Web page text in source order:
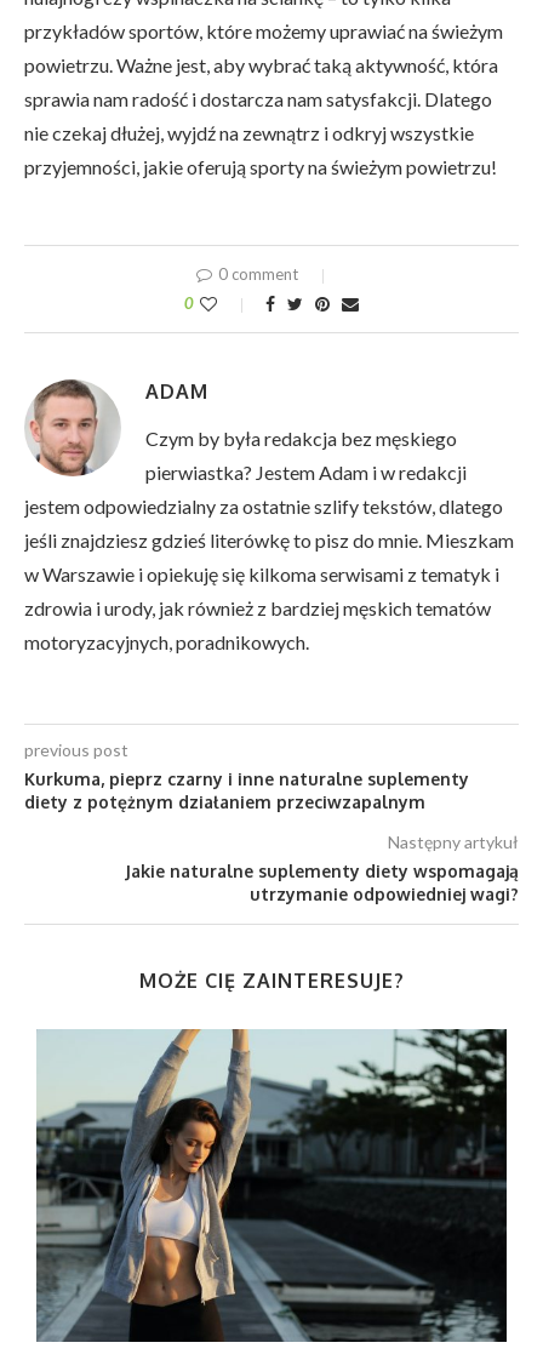
przykładów sportów, które możemy uprawiać na świeżym
powietrzu. Ważne jest, aby wybrać taką aktywność, która
sprawia nam radość i dostarcza nam satysfakcji. Dlatego
nie czekaj dłużej, wyjdź na zewnątrz i odkryj wszystkie
przyjemności, jakie oferują sporty na świeżym powietrzu!
0 comment
0
ADAM
Czym by była redakcja bez męskiego
pierwiastka? Jestem Adam i w redakcji
jestem odpowiedzialny za ostatnie szlify tekstów, dlatego
jeśli znajdziesz gdzieś literówkę to pisz do mnie. Mieszkam
w Warszawie i opiekuję się kilkoma serwisami z tematyk i
zdrowia i urody, jak również z bardziej męskich tematów
motoryzacyjnych, poradnikowych.
previous post
Kurkuma, pieprz czarny i inne naturalne suplementy
diety z potężnym działaniem przeciwzapalnym
Następny artykuł
Jakie naturalne suplementy diety wspomagają
utrzymanie odpowiedniej wagi?
MOŻE CIĘ ZAINTERESUJE?